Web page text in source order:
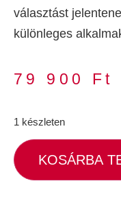
választást
különleges
79 900 Ft
1 készleten
KOSÁRBA